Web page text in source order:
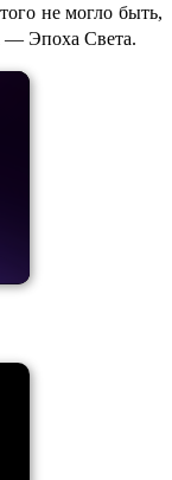
не могло быть,
— Эпоха Света.